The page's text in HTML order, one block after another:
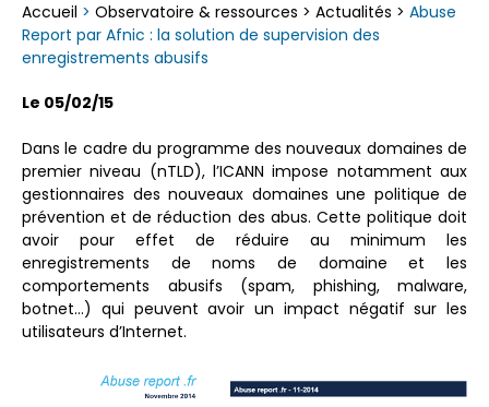
Accueil > Observatoire & ressources > Actualités > Abuse
Report par Afnic : la solution de supervision des
enregistrements abusifs
Le 05/02/15
Dans le cadre du programme des nouveaux domaines de
premier niveau (nTLD), l’ICANN impose notamment aux
gestionnaires des nouveaux domaines une politique de
prévention et de réduction des abus. Cette politique doit
avoir pour effet de réduire au minimum les
enregistrements de noms de domaine et les
comportements abusifs (spam, phishing, malware,
botnet…) qui peuvent avoir un impact négatif sur les
utilisateurs d’Internet.